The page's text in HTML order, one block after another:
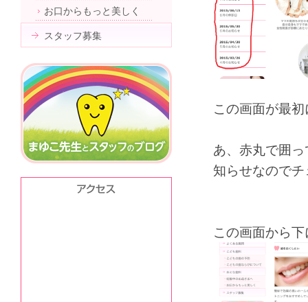
この画面が最
あ、赤丸で囲
知らせなので
この画面から
お口からもっと美しく
スタッフ募集